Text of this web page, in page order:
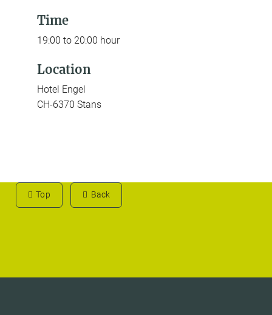
Time
19:00 to 20:00 hour
Location
Hotel Engel
CH-6370 Stans
Top Back